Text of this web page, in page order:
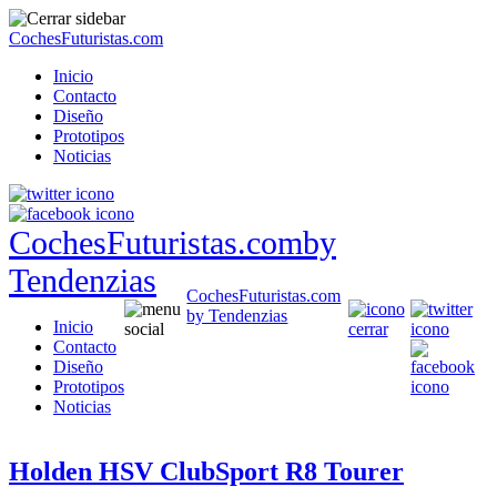
CochesFuturistas.com
Inicio
Contacto
Diseño
Prototipos
Noticias
CochesFuturistas.comby
Tendenzias
Inicio
Contacto
Diseño
Prototipos
Noticias
CochesFuturistas.com
by Tendenzias
Holden HSV ClubSport R8 Tourer